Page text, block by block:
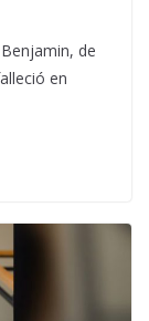
de
en